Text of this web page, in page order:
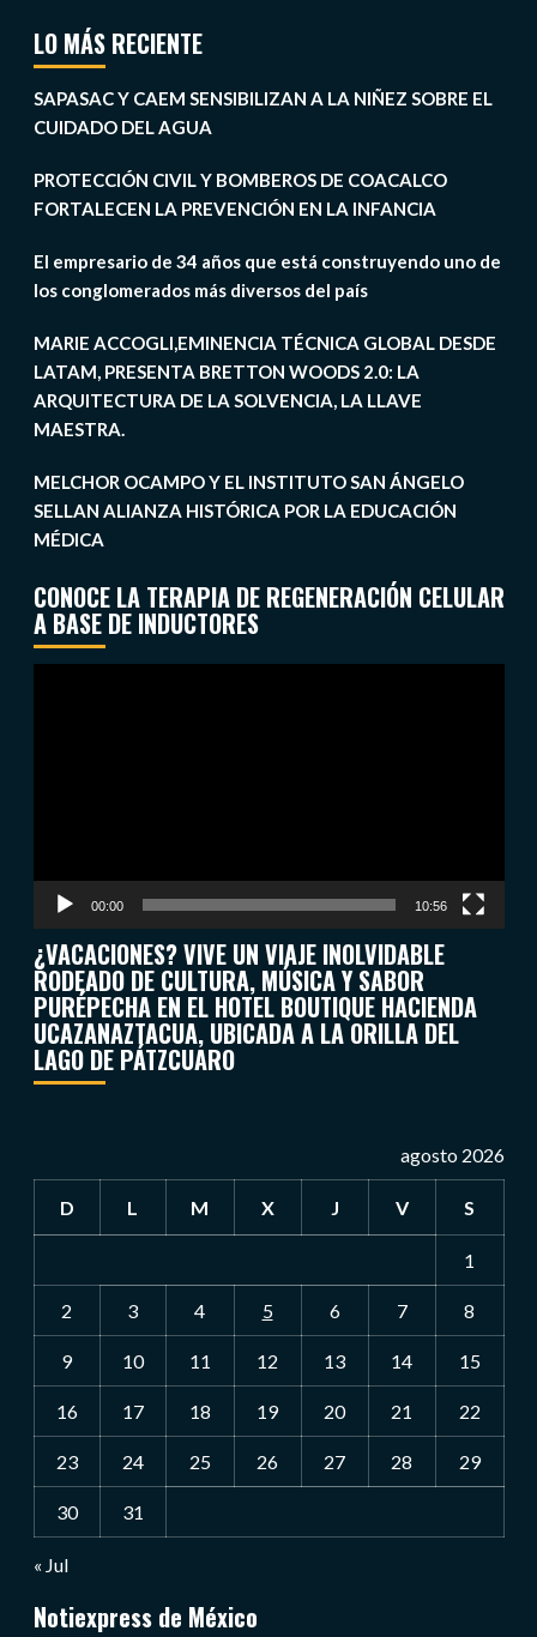
LO MÁS RECIENTE
SAPASAC Y CAEM SENSIBILIZAN A LA NIÑEZ SOBRE EL
CUIDADO DEL AGUA
PROTECCIÓN CIVIL Y BOMBEROS DE COACALCO
FORTALECEN LA PREVENCIÓN EN LA INFANCIA
El empresario de 34 años que está construyendo uno de
los conglomerados más diversos del país
MARIE ACCOGLI,EMINENCIA TÉCNICA GLOBAL DESDE
LATAM, PRESENTA BRETTON WOODS 2.0: LA
ARQUITECTURA DE LA SOLVENCIA, LA LLAVE
MAESTRA.
MELCHOR OCAMPO Y EL INSTITUTO SAN ÁNGELO
SELLAN ALIANZA HISTÓRICA POR LA EDUCACIÓN
MÉDICA
CONOCE LA TERAPIA DE REGENERACIÓN CELULAR
A BASE DE INDUCTORES
00:00 10:56
¿VACACIONES? VIVE UN VIAJE INOLVIDABLE
RODEADO DE CULTURA, MÚSICA Y SABOR
PURÉPECHA EN EL HOTEL BOUTIQUE HACIENDA
UCAZANAZTACUA, UBICADA A LA ORILLA DEL
LAGO DE PÁTZCUARO
agosto 2026
D L M X J V S
1
2 3 4 5 6 7 8
9 10 11 12 13 14 15
16 17 18 19 20 21 22
23 24 25 26 27 28 29
30 31
« Jul
Notiexpress de México